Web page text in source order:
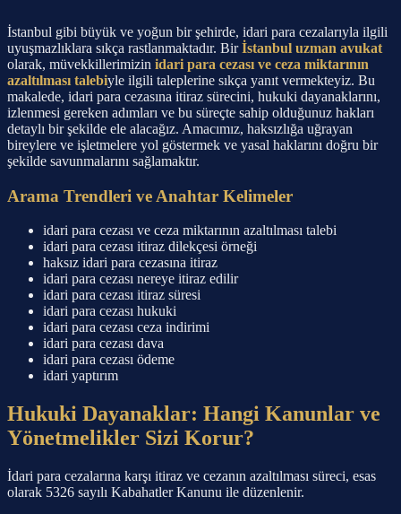
İstanbul gibi büyük ve yoğun bir şehirde, idari para cezalarıyla ilgili
uyuşmazlıklara sıkça rastlanmaktadır. Birİstanbul uzman avukat
olarak, müvekkillerimizin idari para cezası ve ceza miktarının
azaltılması talebiyle ilgili taleplerine sıkça yanıt vermekteyiz. Bu
makalede, idari para cezasına itiraz sürecini, hukuki dayanaklarını,
izlenmesi gereken adımları ve bu süreçte sahip olduğunuz hakları
detaylı bir şekilde ele alacağız. Amacımız, haksızlığa uğrayan
bireylere ve işletmelere yol göstermek ve yasal haklarını doğru bir
şekilde savunmalarını sağlamaktır.
Arama Trendleri ve Anahtar Kelimeler
idari para cezası ve ceza miktarının azaltılması talebi
idari para cezası itiraz dilekçesi örneği
haksız idari para cezasına itiraz
idari para cezası nereye itiraz edilir
idari para cezası itiraz süresi
idari para cezası hukuki
idari para cezası ceza indirimi
idari para cezası dava
idari para cezası ödeme
idari yaptırım
Hukuki Dayanaklar: Hangi Kanunlar ve
Yönetmelikler Sizi Korur?
İdari para cezalarına karşı itiraz ve cezanın azaltılması süreci, esas
olarak 5326 sayılı Kabahatler Kanunu ile düzenlenir.